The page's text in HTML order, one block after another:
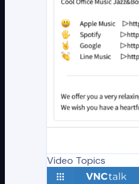
Video Topics